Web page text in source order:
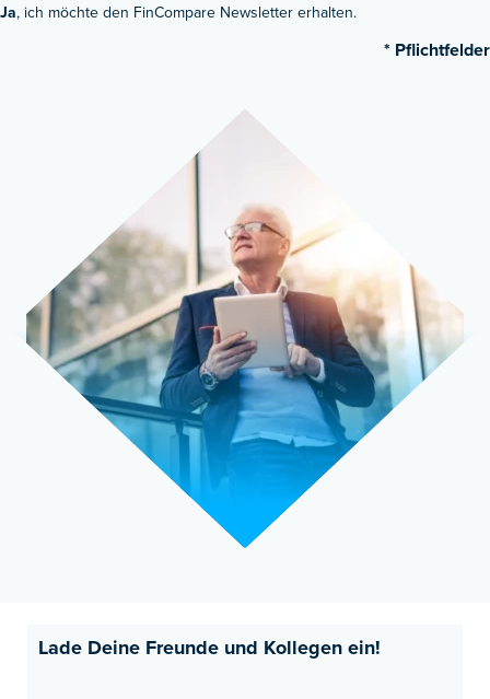
Ja, ich möchte den FinCompare Newsletter erhalten.
* Pflichtfelder
Lade Deine Freunde und Kollegen ein!